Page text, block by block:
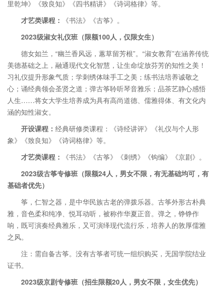
里乾坤》《致良知》《四书精讲》《诗词格律》等。
才艺类课程：
《书法》《古筝》。
2023级淑女礼仪班（限额100人，仅限女生）
德女如兰，“幽兰香风远，蕙草留芳根”。“淑女教育”在涵养传统
美德基础之上，融通现代文化智慧，让生命绽放芬芳的知性之美！
习礼仪提升形象气质；学刺绣体味手工之美；练书法培养诚敬之
心；诵经典领会圣贤之道；弹古筝聆听琴音雅乐；品茶艺静心感悟
人生……将女大学生培养成为具有高尚道德、儒雅得体、有文化内
涵的知性淑女。
开设课程： 经典研修类课程：《诗经讲评》《礼仪与个人形
象》《致良知》《诗词格律》等。
才艺类课程：
《书法》《古筝》《刺绣》《钩编》《京剧》。
2023级古筝专修班 （限额24人，男女不限，有无基础均可，有
基础者优先）
筝，仁智之器，是中华民族古老的弹拨乐器。古筝外形古朴典
雅，音色柔和纯净、悦耳动听，被称作华夏正音。弹之，铮铮作
响，既可演奏经典雅乐，又可演绎现代流行乐，培养人的敦厚儒雅
之风。
注：需自备古筝。没有古筝者可统一组织购买，无国学院结业
证书。
2023级京剧专修班（招生限额20人，男女不限，女生优先）